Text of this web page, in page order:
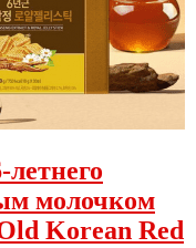
молочком
Korean Red